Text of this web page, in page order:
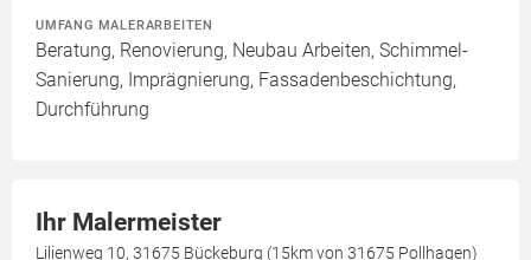
UMFANG MALERARBEITEN
Beratung, Renovierung, Neubau Arbeiten, Schimmel-
Sanierung, Imprägnierung, Fassadenbeschichtung,
Durchführung
Ihr Malermeister
Lilienweg 10, 31675 Bückeburg (15km von 31675 Pollhagen)